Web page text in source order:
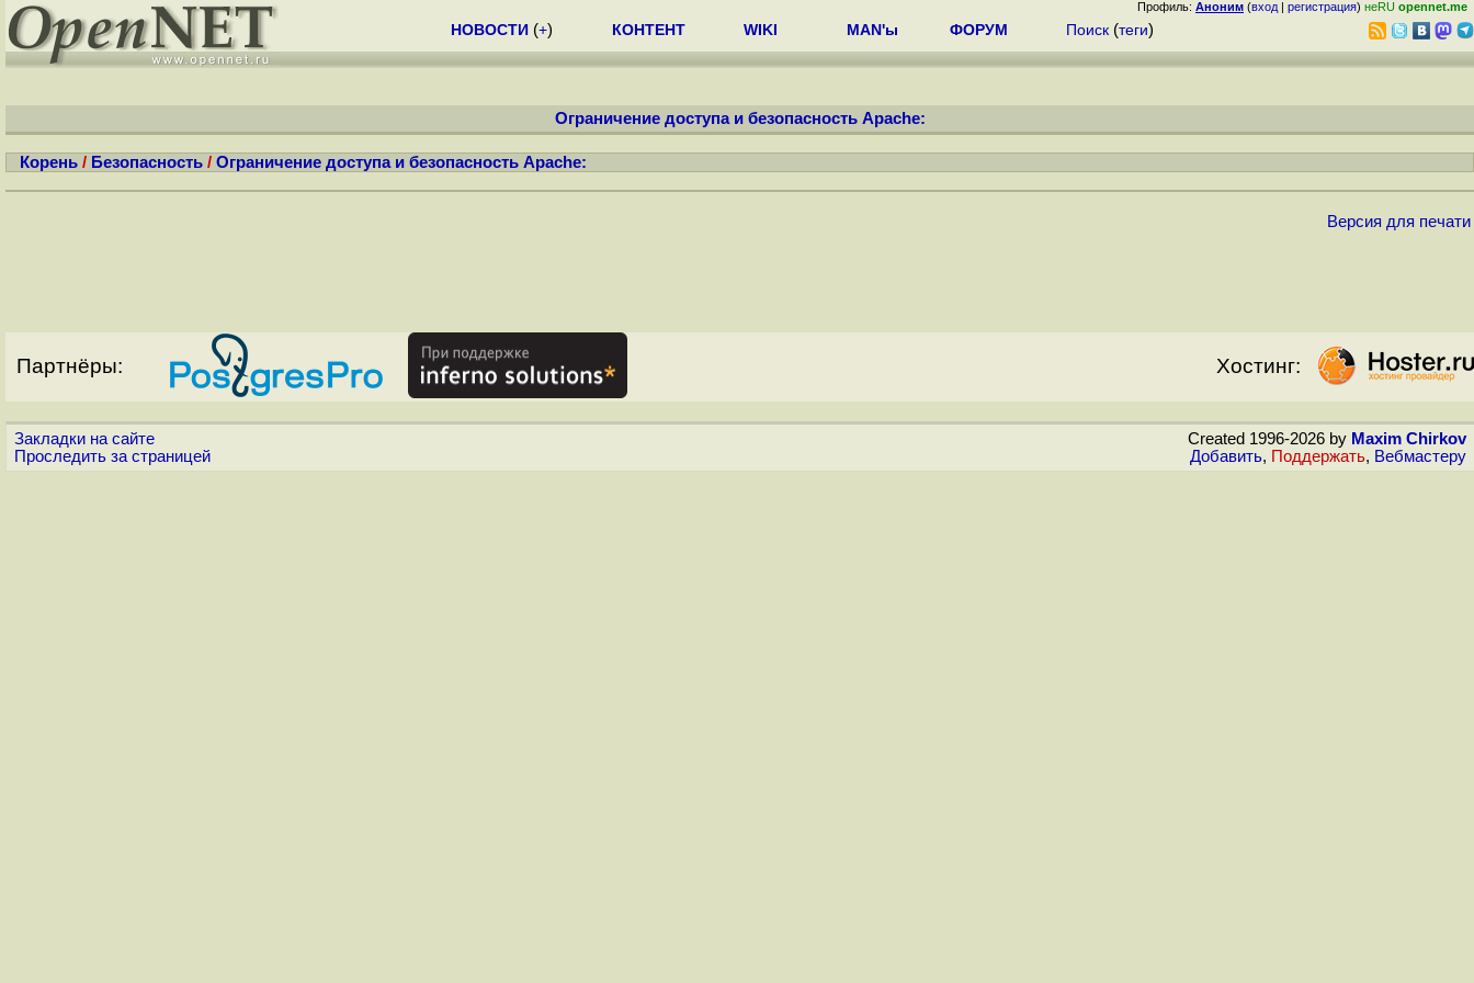
Профиль: Аноним (вход | регистрация) неRU opennet.me
НОВОСТИ (+) КОНТЕНТ WIKI MAN'ы ФОРУМ Поиск (теги)
Ограничение доступа и безопасность Apache:
Корень / Безопасность / Ограничение доступа и безопасность Apache:
Версия для печати
Партнёры: Хостинг:
Закладки на сайте
Проследить за страницей
Created 1996-2026 by Maxim Chirkov
Добавить, Поддержать, Вебмастеру